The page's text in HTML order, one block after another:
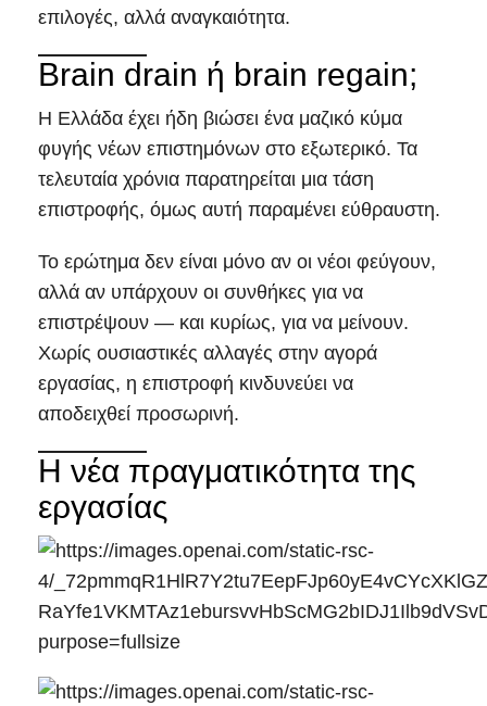
επιλογές, αλλά αναγκαιότητα.
Brain drain ή brain regain;
Η Ελλάδα έχει ήδη βιώσει ένα μαζικό κύμα
φυγής νέων επιστημόνων στο εξωτερικό. Τα
τελευταία χρόνια παρατηρείται μια τάση
επιστροφής, όμως αυτή παραμένει εύθραυστη.
Το ερώτημα δεν είναι μόνο αν οι νέοι φεύγουν,
αλλά αν υπάρχουν οι συνθήκες για να
επιστρέψουν — και κυρίως, για να μείνουν.
Χωρίς ουσιαστικές αλλαγές στην αγορά
εργασίας, η επιστροφή κινδυνεύει να
αποδειχθεί προσωρινή.
Η νέα πραγματικότητα της
εργασίας